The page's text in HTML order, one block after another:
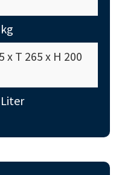
x T 265 x H 200